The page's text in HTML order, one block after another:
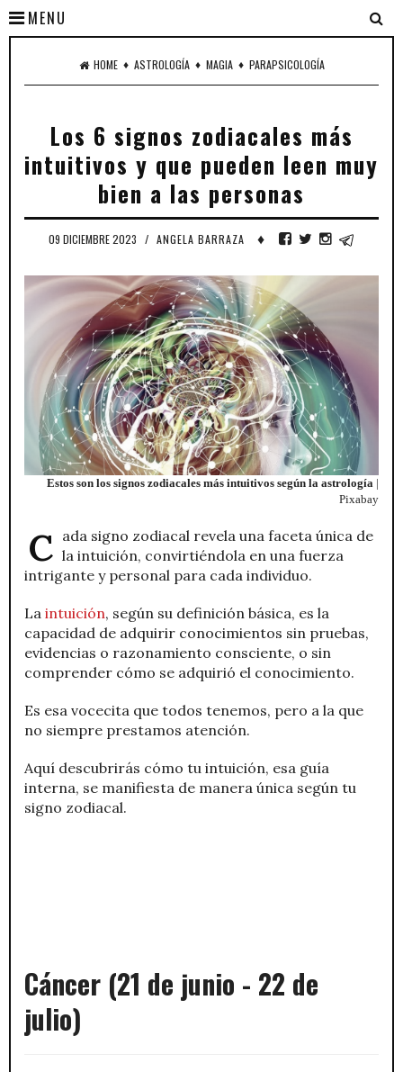
MENU
HOME ♦ ASTROLOGÍA ♦ MAGIA ♦ PARAPSICOLOGÍA
Los 6 signos zodiacales más
intuitivos y que pueden leen muy
bien a las personas
09 DICIEMBRE 2023 / ANGELA BARRAZA ♦
Estos son los signos zodiacales más intuitivos según la astrología |
Pixabay
Cada signo zodiacal revela una faceta única de la intuición, convirtiéndola en una fuerza
intrigante y personal para cada individuo.
La intuición, según su definición básica, es la
capacidad de adquirir conocimientos sin pruebas,
evidencias o razonamiento consciente, o sin
comprender cómo se adquirió el conocimiento.
Es esa vocecita que todos tenemos, pero a la que
no siempre prestamos atención.
Aquí descubrirás cómo tu intuición, esa guía
interna, se manifiesta de manera única según tu
signo zodiacal.
Cáncer (21 de junio - 22 de
julio)